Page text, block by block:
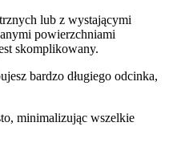
lub z wystającymi
powierzchniami
skomplikowany.
bardzo długiego odcinka,
minimalizując wszelkie